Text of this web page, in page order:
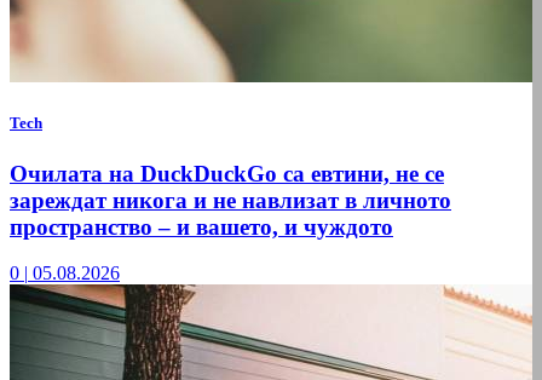
Tech
Очилата на DuckDuckGo са евтини, не се
зареждат никога и не навлизат в личното
пространство – и вашето, и чуждото
0 | 05.08.2026